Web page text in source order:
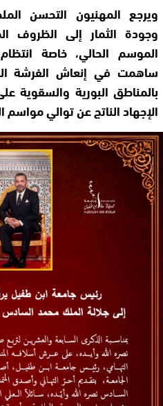
ويرجع المهنيون التحسن
وجودة الثمار إلى الظروف
الموسم الحالي، خاصة
ساهمت في إنعاش الفرشة
بالمناطق البورية
الإجهاد الناتج عن توالي مواسم